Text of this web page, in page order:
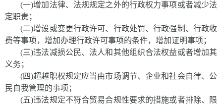
(一)增加法律、法规规定之外的行政权力事项或者减少法
定职责；
(二)增设或变更行政许可、行政处罚、行政强制、行政收
费等事项，增加办理行政许可事项的条件，增加证明事项；
(三)违法减损公民、法人和其他组织合法权益或者增加其
义务；
(四)超越职权规定应当由市场调节、企业和社会自律、公
民自我管理的事项；
(五)违法规定不符合贸易合规性要求的措施或者排除、限